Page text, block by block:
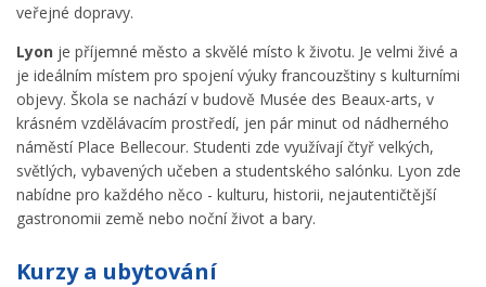
veřejné dopravy.
Lyon je příjemné město a skvělé místo k životu. Je velmi živé a
je ideálním místem pro spojení výuky francouzštiny s kulturními
objevy. Škola se nachází v budově Musée des Beaux-arts, v
krásném vzdělávacím prostředí, jen pár minut od nádherného
náměstí Place Bellecour. Studenti zde využívají čtyř velkých,
světlých, vybavených učeben a studentského salónku. Lyon zde
nabídne pro každého něco - kulturu, historii, nejautentičtější
gastronomii země nebo noční život a bary.
Kurzy a ubytování